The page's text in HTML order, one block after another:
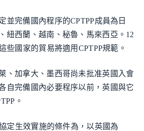
並完備國內程序的CPTPP成員為日
紐西蘭、越南、秘魯、馬來西亞。12
些國家的貿易將適用CPTPP規範。
、加拿大、墨西哥尚未批准英國入會
自完備國內必要程序以前，英國與它
。
定生效實施的條件為，以英國為